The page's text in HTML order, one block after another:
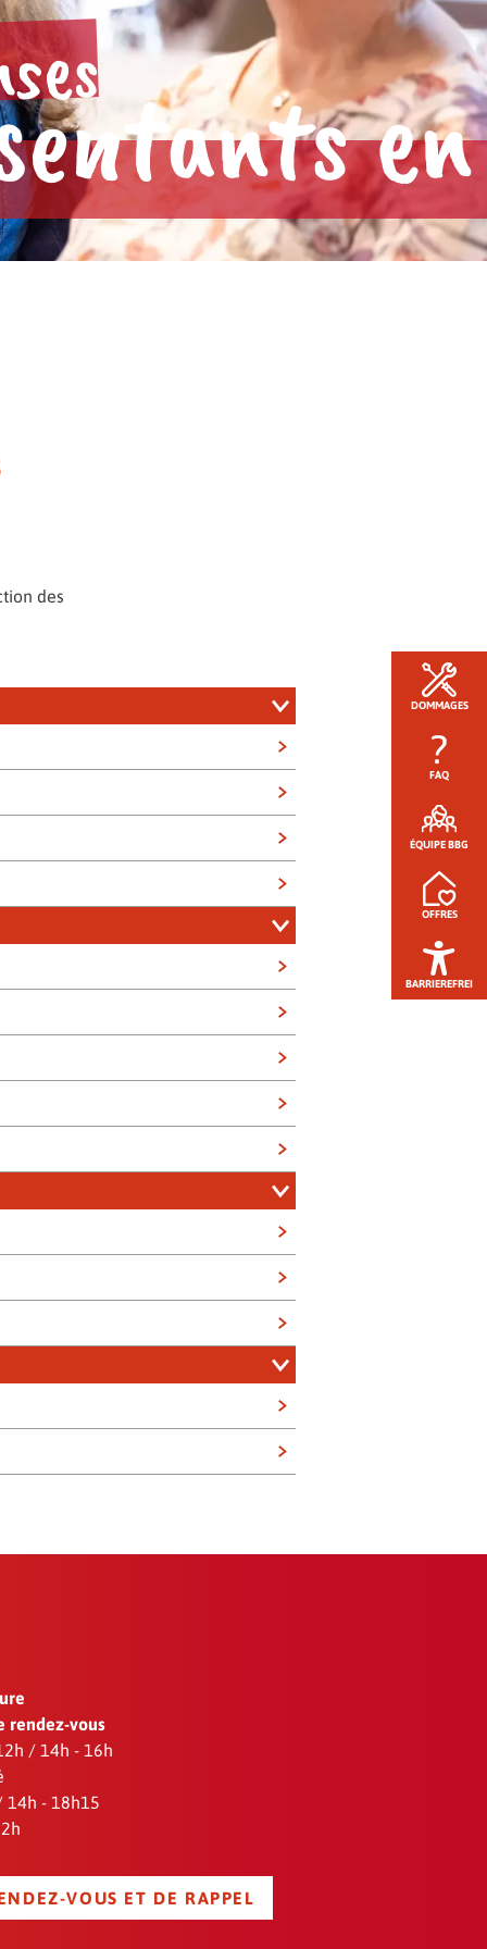
en
des
rendez-vous
/ 14h - 16h
14h - 18h15
VOUS ET DE RAPPEL
DOMMAGES
FAQ
ÉQUIPE BBG
OFFRES
BARRIEREFREI